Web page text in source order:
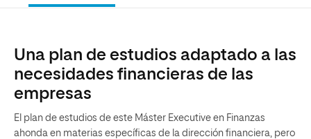
Una plan de estudios adaptado a las
necesidades financieras de las
empresas
El plan de estudios de este Máster Executive en Finanzas
ahonda en materias específicas de la dirección financiera, pero